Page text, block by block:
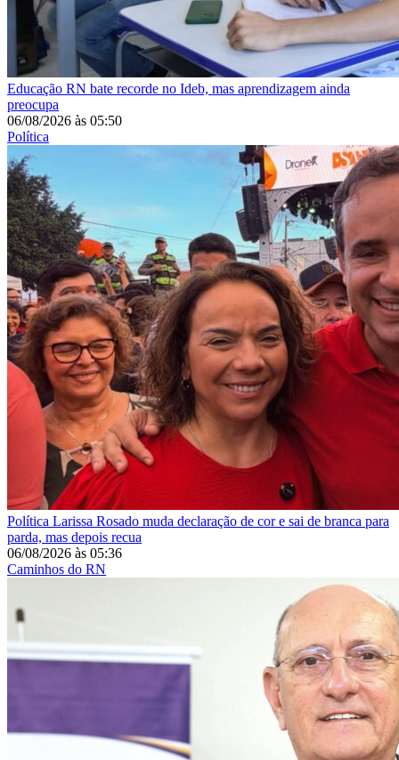
Educação RN bate recorde no Ideb, mas aprendizagem ainda
preocupa
06/08/2026 às 05:50
Política
Política Larissa Rosado muda declaração de cor e sai de branca para
parda, mas depois recua
06/08/2026 às 05:36
Caminhos do RN